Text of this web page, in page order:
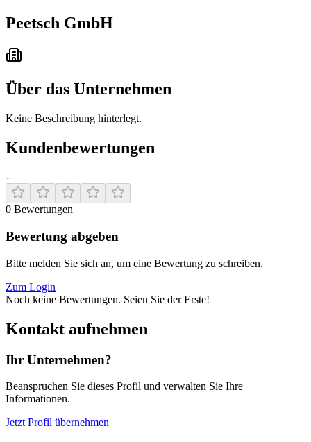
Peetsch GmbH
Über das Unternehmen
Keine Beschreibung hinterlegt.
Kundenbewertungen
-
0 Bewertungen
Bewertung abgeben
Bitte melden Sie sich an, um eine Bewertung zu schreiben.
Zum Login
Noch keine Bewertungen. Seien Sie der Erste!
Kontakt aufnehmen
Ihr Unternehmen?
Beanspruchen Sie dieses Profil und verwalten Sie Ihre
Informationen.
Jetzt Profil übernehmen